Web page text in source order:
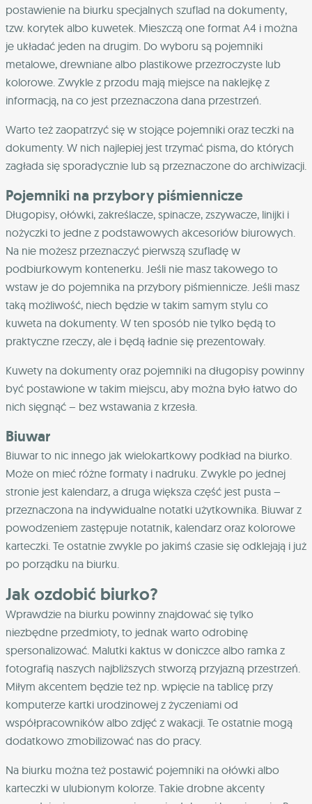
postawienie na biurku specjalnych szuflad na dokumenty,
tzw. korytek albo kuwetek. Mieszczą one format A4 i można
je układać jeden na drugim. Do wyboru są pojemniki
metalowe, drewniane albo plastikowe przezroczyste lub
kolorowe. Zwykle z przodu mają miejsce na naklejkę z
informacją, na co jest przeznaczona dana przestrzeń.
Warto też zaopatrzyć się w stojące pojemniki oraz teczki na
dokumenty. W nich najlepiej jest trzymać pisma, do których
zagłada się sporadycznie lub są przeznaczone do archiwizacji.
Pojemniki na przybory piśmiennicze
Długopisy, ołówki, zakreślacze, spinacze, zszywacze, linijki i
nożyczki to jedne z podstawowych akcesoriów biurowych.
Na nie możesz przeznaczyć pierwszą szufladę w
podbiurkowym kontenerku. Jeśli nie masz takowego to
wstaw je do pojemnika na przybory piśmiennicze. Jeśli masz
taką możliwość, niech będzie w takim samym stylu co
kuweta na dokumenty. W ten sposób nie tylko będą to
praktyczne rzeczy, ale i będą ładnie się prezentowały.
Kuwety na dokumenty oraz pojemniki na długopisy powinny
być postawione w takim miejscu, aby można było łatwo do
nich sięgnąć – bez wstawania z krzesła.
Biuwar
Biuwar to nic innego jak wielokartkowy podkład na biurko.
Może on mieć różne formaty i nadruku. Zwykle po jednej
stronie jest kalendarz, a druga większa część jest pusta –
przeznaczona na indywidualne notatki użytkownika. Biuwar z
powodzeniem zastępuje notatnik, kalendarz oraz kolorowe
karteczki. Te ostatnie zwykle po jakimś czasie się odklejają i już
po porządku na biurku.
Jak ozdobić biurko?
Wprawdzie na biurku powinny znajdować się tylko
niezbędne przedmioty, to jednak warto odrobinę
spersonalizować. Malutki kaktus w doniczce albo ramka z
fotografią naszych najbliższych stworzą przyjazną przestrzeń.
Miłym akcentem będzie też np. wpięcie na tablicę przy
komputerze kartki urodzinowej z życzeniami od
współpracowników albo zdjęć z wakacji. Te ostatnie mogą
dodatkowo zmobilizować nas do pracy.
Na biurku można też postawić pojemniki na ołówki albo
karteczki w ulubionym kolorze. Takie drobne akcenty